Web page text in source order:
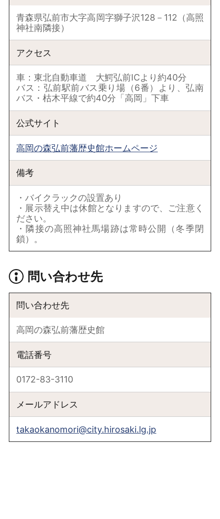
青森県弘前市大字高岡字獅子沢128－112（高照
神社南隣接）
アクセス
車：東北自動車道 大鰐弘前ICより約40分
バス：弘前駅前バス乗り場（6番）より、弘南
バス・枯木平線で約40分「高岡」下車
公式サイト
高岡の森弘前藩歴史館ホームページ
備考
・バイクラックの設置あり
・展示替え中は休館となりますので、ご注意く
ださい。
・隣接の高照神社馬場跡は常時公開（冬季閉
鎖）。
問い合わせ先
問い合わせ先
高岡の森弘前藩歴史館
電話番号
0172-83-3110
メールアドレス
takaokanomori@city.hirosaki.lg.jp